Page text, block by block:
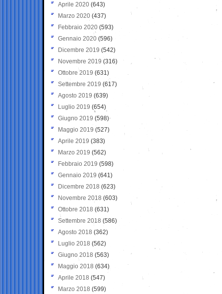
Aprile 2020 (643)
Marzo 2020 (437)
Febbraio 2020 (593)
Gennaio 2020 (596)
Dicembre 2019 (542)
Novembre 2019 (316)
Ottobre 2019 (631)
Settembre 2019 (617)
Agosto 2019 (639)
Luglio 2019 (654)
Giugno 2019 (598)
Maggio 2019 (527)
Aprile 2019 (383)
Marzo 2019 (562)
Febbraio 2019 (598)
Gennaio 2019 (641)
Dicembre 2018 (623)
Novembre 2018 (603)
Ottobre 2018 (631)
Settembre 2018 (586)
Agosto 2018 (362)
Luglio 2018 (562)
Giugno 2018 (563)
Maggio 2018 (634)
Aprile 2018 (547)
Marzo 2018 (599)